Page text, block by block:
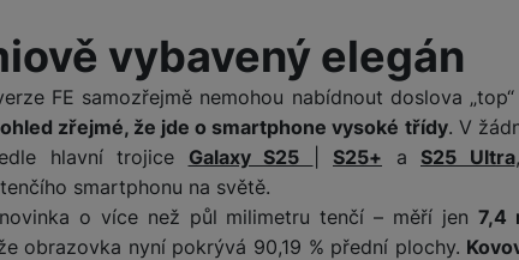
vybavený elegán
FE samozřejmě nemohou nabídnout doslova
zřejmé, že jde o smartphone vysoké třídy. V
hlavní trojice Galaxy S25 S25+ a S25 Ultra
smartphonu na světě.
o více než půl milimetru tenčí – měří jen7,4
obrazovka nyní pokrývá 90,19 % přední plochy.